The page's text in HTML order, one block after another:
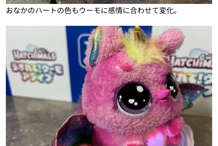
おなかのハートの色もウーモに感情に合わせて変化。